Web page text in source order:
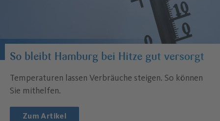
So bleibt Hamburg bei Hitze gut versorgt
Temperaturen lassen Verbräuche steigen. So können
Sie mithelfen.
Zum Artikel